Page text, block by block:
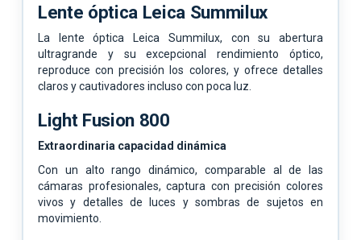
Lente óptica Leica Summilux
La lente óptica Leica Summilux, con su abertura
ultragrande y su excepcional rendimiento óptico,
reproduce con precisión los colores, y ofrece detalles
claros y cautivadores incluso con poca luz.
Light Fusion 800
Extraordinaria capacidad dinámica
Con un alto rango dinámico, comparable al de las
cámaras profesionales, captura con precisión colores
vivos y detalles de luces y sombras de sujetos en
movimiento.